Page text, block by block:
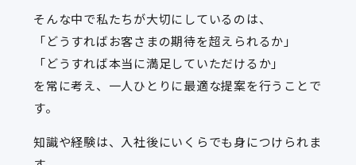
そんな中で私たちが大切にしているのは、
「どうすればお客さまの期待を超えられるか」
「どうすれば本当に満足していただけるか」
を常に考え、一人ひとりに最適な提案を行うことで
す。
知識や経験は、入社後にいくらでも身につけられま